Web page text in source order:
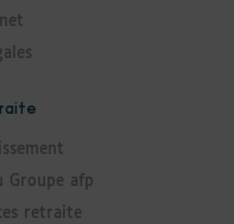
Groupe afp
retraite